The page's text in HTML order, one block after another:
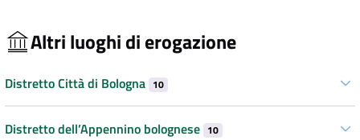
Altri luoghi di erogazione
Distretto Città di Bologna 10
Distretto dell’Appennino bolognese 10